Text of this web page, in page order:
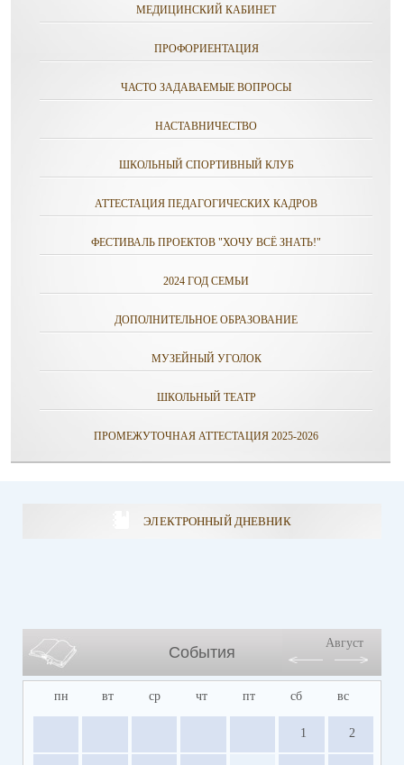
МЕДИЦИНСКИЙ КАБИНЕТ
ПРОФОРИЕНТАЦИЯ
ЧАСТО ЗАДАВАЕМЫЕ ВОПРОСЫ
НАСТАВНИЧЕСТВО
ШКОЛЬНЫЙ СПОРТИВНЫЙ КЛУБ
АТТЕСТАЦИЯ ПЕДАГОГИЧЕСКИХ КАДРОВ
ФЕСТИВАЛЬ ПРОЕКТОВ "ХОЧУ ВСЁ ЗНАТЬ!"
2024 ГОД СЕМЬИ
ДОПОЛНИТЕЛЬНОЕ ОБРАЗОВАНИЕ
МУЗЕЙНЫЙ УГОЛОК
ШКОЛЬНЫЙ ТЕАТР
ПРОМЕЖУТОЧНАЯ АТТЕСТАЦИЯ 2025-2026
ЭЛЕКТРОННЫЙ ДНЕВНИК
События
Август
пн вт ср чт пт сб вс
1 2